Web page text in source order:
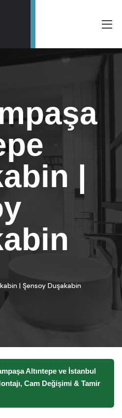
|
| Şensoy Duşakabin
Altıntepe ve İstanbul
Cam Değişimi & Tamir